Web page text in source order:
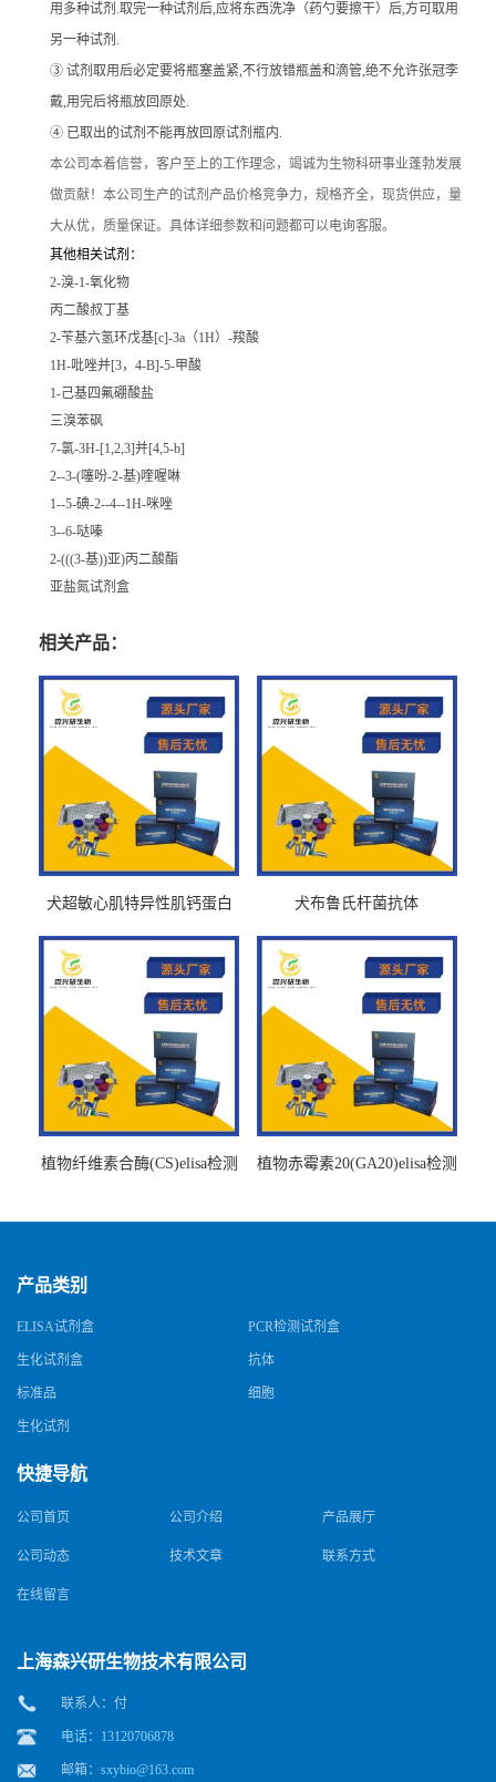
用多种试剂.取完一种试剂后,应将东西洗净（药勺要擦干）后,方可取用
另一种试剂.
③ 试剂取用后必定要将瓶塞盖紧,不行放错瓶盖和滴管,绝不允许张冠李
戴,用完后将瓶放回原处.
④ 已取出的试剂不能再放回原试剂瓶内.
本公司本着信誉，客户至上的工作理念，竭诚为生物科研事业蓬勃发展
做贡献！本公司生产的试剂产品价格竞争力，规格齐全，现货供应，量
大从优，质量保证。具体详细参数和问题都可以电询客服。
其他相关试剂：
2-溴-1-氧化物
丙二酸叔丁基
2-苄基六氢环戊基[c]-3a（1H）-羧酸
1H-吡唑并[3，4-B]-5-甲酸
1-己基四氟硼酸盐
三溴苯砜
7-氯-3H-[1,2,3]并[4,5-b]
2--3-(噻吩-2-基)喹喔啉
1--5-碘-2--4--1H-咪唑
3--6-哒嗪
2-(((3-基))亚)丙二酸酯
亚盐氮试剂盒
相关产品：
犬超敏心肌特异性肌钙蛋白
犬布鲁氏杆菌抗体
植物纤维素合酶(CS)elisa检测
植物赤霉素20(GA20)elisa检测
产品类别
ELISA试剂盒 PCR检测试剂盒
生化试剂盒 抗体
标准品 细胞
生化试剂
快捷导航
公司首页 公司介绍 产品展厅
公司动态 技术文章 联系方式
在线留言
上海森兴研生物技术有限公司
联系人：付
电话：13120706878
邮箱： sxybio@163.com